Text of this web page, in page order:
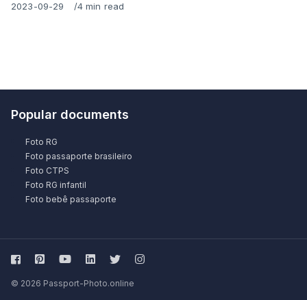
Published
2023-09-29 4 min read
Popular documents
Foto RG
Foto passaporte brasileiro
Foto CTPS
Foto RG infantil
Foto bebê passaporte
© 2026 Passport-Photo.online